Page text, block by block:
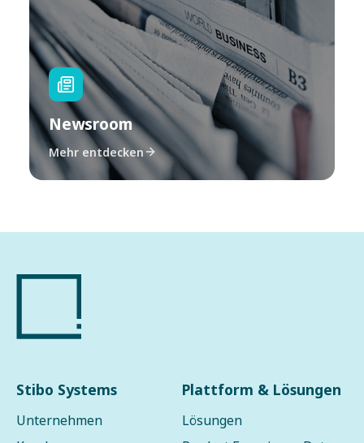
Newsroom
Mehr entdecken
Stibo Systems
Unternehmen
Plattform & Lösungen
Lösungen